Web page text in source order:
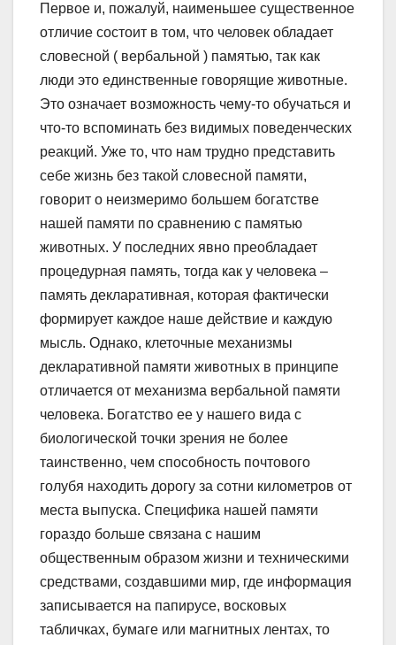
Первое и, пожалуй, наименьшее существенное
отличие состоит в том, что человек обладает
словесной ( вербальной ) памятью, так как
люди это единственные говорящие животные.
Это означает возможность чему-то обучаться и
что-то вспоминать без видимых поведенческих
реакций. Уже то, что нам трудно представить
себе жизнь без такой словесной памяти,
говорит о неизмеримо большем богатстве
нашей памяти по сравнению с памятью
животных. У последних явно преобладает
процедурная память, тогда как у человека –
память декларативная, которая фактически
формирует каждое наше действие и каждую
мысль. Однако, клеточные механизмы
декларативной памяти животных в принципе
отличается от механизма вербальной памяти
человека. Богатство ее у нашего вида с
биологической точки зрения не более
таинственно, чем способность почтового
голубя находить дорогу за сотни километров от
места выпуска. Специфика нашей памяти
гораздо больше связана с нашим
общественным образом жизни и техническими
средствами, создавшими мир, где информация
записывается на папирусе, восковых
табличках, бумаге или магнитных лентах, то